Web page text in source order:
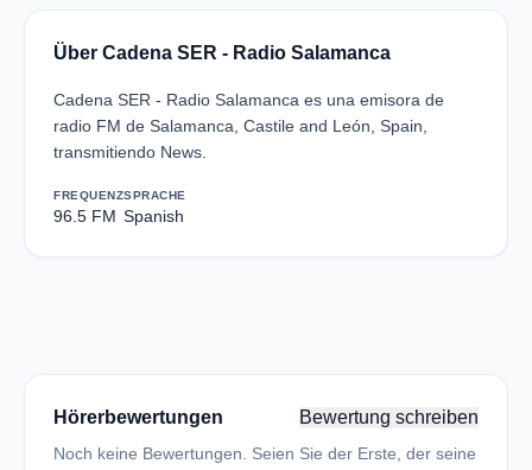
Über Cadena SER - Radio Salamanca
Cadena SER - Radio Salamanca es una emisora de
radio FM de Salamanca, Castile and León, Spain,
transmitiendo News.
FREQUENZ
96.5 FM
SPRACHE
Spanish
Hörerbewertungen Bewertung schreiben
Noch keine Bewertungen. Seien Sie der Erste, der seine